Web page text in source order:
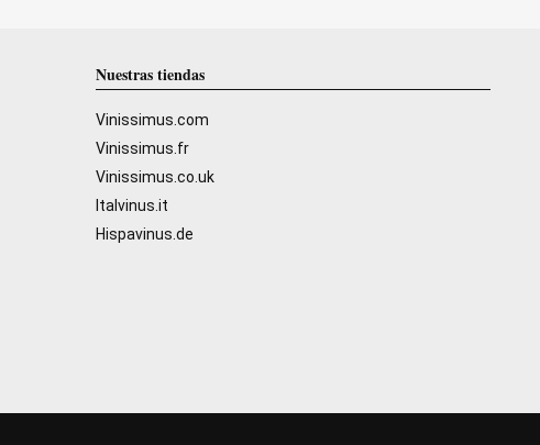
Nuestras tiendas
Vinissimus.com
Vinissimus.fr
Vinissimus.co.uk
Italvinus.it
Hispavinus.de